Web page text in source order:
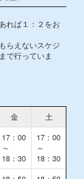
れば１：２をお
らえないスケジ
で行っていま
金
土
17：00
～
18：30
17：00
～
18：30